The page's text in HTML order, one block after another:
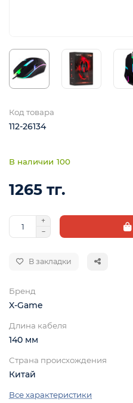
Код товара
112-26134
100
1265 тг.
В закладки
Бренд
X-Game
Длина кабеля
140 мм
Страна происхождения
Китай
Все характеристики